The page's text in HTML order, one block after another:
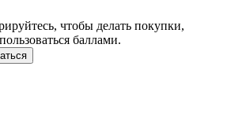
чтобы делать покупки,
баллами.